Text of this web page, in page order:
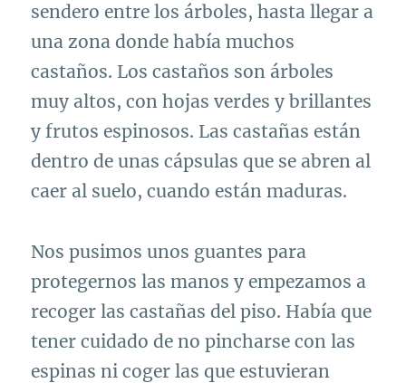
sendero entre los árboles, hasta llegar a
una zona donde había muchos
castaños. Los castaños son árboles
muy altos, con hojas verdes y brillantes
y frutos espinosos. Las castañas están
dentro de unas cápsulas que se abren al
caer al suelo, cuando están maduras.
Nos pusimos unos guantes para
protegernos las manos y empezamos a
recoger las castañas del piso. Había que
tener cuidado de no pincharse con las
espinas ni coger las que estuvieran